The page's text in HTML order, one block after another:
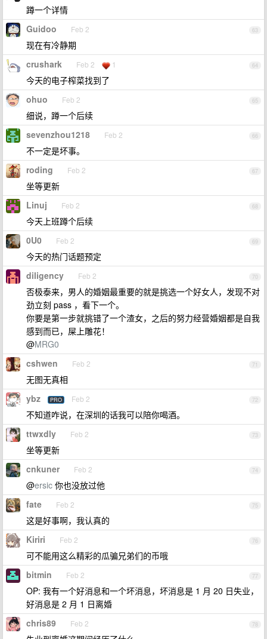
蹲一个详情
63
Guidoo Feb 2
现在有冷静期
64
crushark Feb 2 1
今天的电子榨菜找到了
65
ohuo Feb 2
细说，蹲一个后续
66
sevenzhou1218 Feb 2
不一定是坏事。
67
roding Feb 2
坐等更新
68
Linuj Feb 2
今天上班蹲个后续
69
0U0 Feb 2
今天的热门话题预定
70
diligency Feb 2
否极泰来，男人的婚姻最重要的就是挑选一个好女人，发现不对
劲立刻 pass ，看下一个。
你要是第一步就挑错了一个渣女，之后的努力经营婚姻都是自我
感到而已，屎上雕花！
@MRG0
71
cshwen Feb 2
无图无真相
72
ybz PRO Feb 2
不知道咋说，在深圳的话我可以陪你喝酒。
73
ttwxdly Feb 2
坐等更新
74
cnkuner Feb 2
@ersic 你也没放过他
75
fate Feb 2
这是好事啊，我认真的
76
Kiriri Feb 2
可不能用这么精彩的瓜骗兄弟们的币哦
77
bitmin Feb 2
OP: 我有一个好消息和一个坏消息，坏消息是 1 月 20 日失业，
好消息是 2 月 1 日离婚
78
chris89 Feb 2